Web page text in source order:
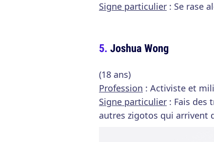
Signe particulier : Se rase
Joshua Wong
(18 ans)
Profession : Activiste et
Signe particulier : Fais des
autres zigotos qui arrivent